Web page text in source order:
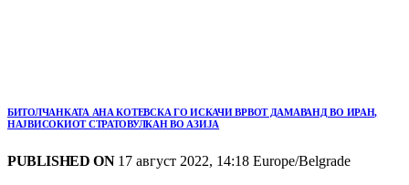
БИТОЛЧАНКАТА АНА КОТЕВСКА ГО ИСКАЧИ ВРВОТ ДАМАВАНД ВО ИРАН,
НАЈВИСОКИОТ СТРАТОВУЛКАН ВО АЗИЈА
PUBLISHED ON17 август 2022, 14:18 Europe/Belgrade